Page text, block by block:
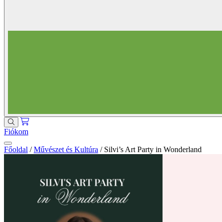
Fiókom
Főoldal / Művészet és Kultúra / Silvi’s Art Party in Wonderland